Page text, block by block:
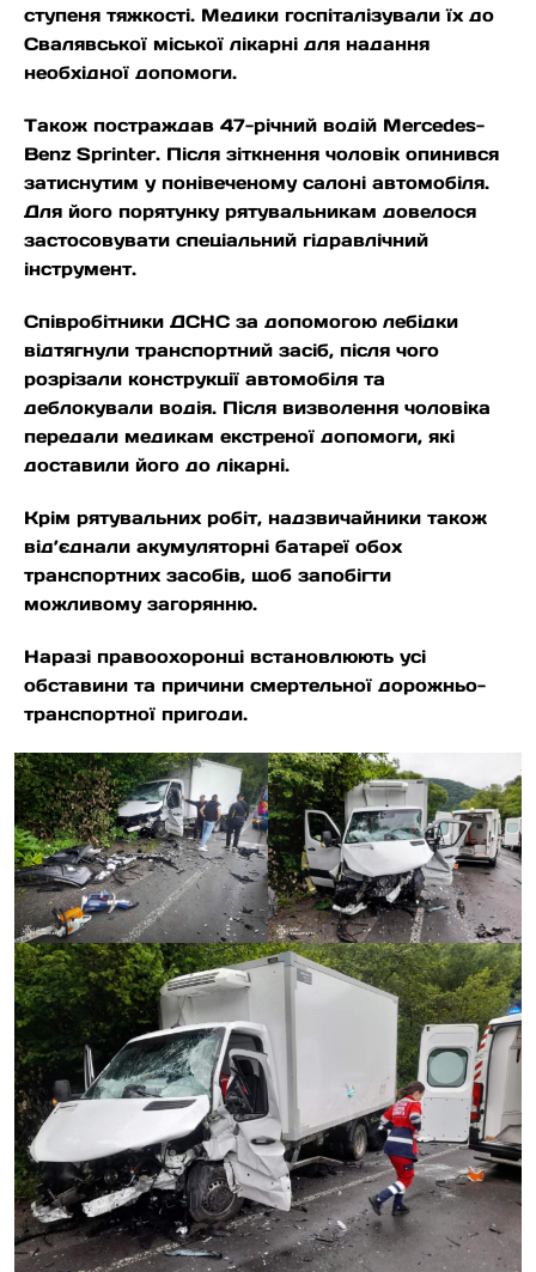
ступеня тяжкості. Медики госпіталізували їх до
Свалявської міської лікарні для надання
необхідної допомоги.
Також постраждав 47-річний водій Mercedes-
Benz Sprinter. Після зіткнення чоловік опинився
затиснутим у понівеченому салоні автомобіля.
Для його порятунку рятувальникам довелося
застосовувати спеціальний гідравлічний
інструмент.
Співробітники ДСНС за допомогою лебідки
відтягнули транспортний засіб, після чого
розрізали конструкції автомобіля та
деблокували водія. Після визволення чоловіка
передали медикам екстреної допомоги, які
доставили його до лікарні.
Крім рятувальних робіт, надзвичайники також
від’єднали акумуляторні батареї обох
транспортних засобів, щоб запобігти
можливому загорянню.
Наразі правоохоронці встановлюють усі
обставини та причини смертельної дорожньо-
транспортної пригоди.